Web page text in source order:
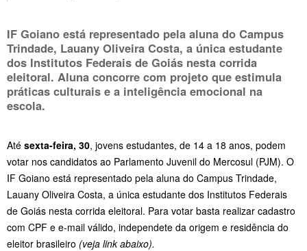
IF Goiano está representado pela aluna do Campus
Trindade, Lauany Oliveira Costa, a única estudante
dos Institutos Federais de Goiás nesta corrida
eleitoral. Aluna concorre com projeto que estimula
práticas culturais e a inteligência emocional na
escola.
Até sexta-feira, 30, jovens estudantes, de 14 a 18 anos, podem
votar nos candidatos ao Parlamento Juvenil do Mercosul (PJM). O
IF Goiano está representado pela aluna do Campus Trindade,
Lauany Oliveira Costa, a única estudante dos Institutos Federais
de Goiás nesta corrida eleitoral. Para votar basta realizar cadastro
com CPF e e-mail válido, independete da origem e residência do
eleitor brasileiro (veja link abaixo).